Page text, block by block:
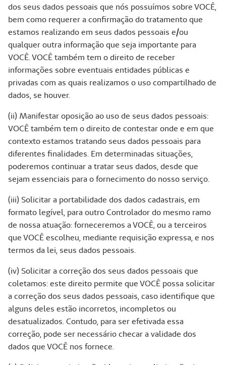
dos seus dados pessoais que nós possuímos sobre VOCÊ,
bem como requerer a confirmação do tratamento que
estamos realizando em seus dados pessoais e/ou
qualquer outra informação que seja importante para
VOCÊ. VOCÊ também tem o direito de receber
informações sobre eventuais entidades públicas e
privadas com as quais realizamos o uso compartilhado de
dados, se houver.
(ii) Manifestar oposição ao uso de seus dados pessoais:
VOCÊ também tem o direito de contestar onde e em que
contexto estamos tratando seus dados pessoais para
diferentes finalidades. Em determinadas situações,
poderemos continuar a tratar seus dados, desde que
sejam essenciais para o fornecimento do nosso serviço.
(iii) Solicitar a portabilidade dos dados cadastrais, em
formato legível, para outro Controlador do mesmo ramo
de nossa atuação: forneceremos a VOCÊ, ou a terceiros
que VOCÊ escolheu, mediante requisição expressa, e nos
termos da lei, seus dados pessoais.
(iv) Solicitar a correção dos seus dados pessoais que
coletamos: este direito permite que VOCÊ possa solicitar
a correção dos seus dados pessoais, caso identifique que
alguns deles estão incorretos, incompletos ou
desatualizados. Contudo, para ser efetivada essa
correção, pode ser necessário checar a validade dos
dados que VOCÊ nos fornece.